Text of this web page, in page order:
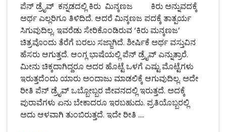
ಪೆನ್ ಡ್ರೈವ್ ಕನ್ನಡದಲ್ಲಿ ಕಿರು ಮಿನ್ಕಣಜ ಕಿರು ಅನ್ನುವದಕ್ಕೆ
ಅರ್ಥ ಎಲ್ಲರಿಗೂ ತಿಳಿದಿದೆ. ಆದರೆ ಮಿನ್ಕಣಜ ಪದಕ್ಕೆ ತಾತ್ಪರ್ಯ
ಸಿಗುವುದಿಲ್ಲ. ಇವರೆಡು ಸೇರಿಕೊಂಡಿರುವ ‘ಕಿರು ಮನ್ಕಣಜ’
ಚಿತ್ರವೊಂದು ತೆರೆಗೆ ಬರಲು ಸಜ್ಜಾಗಿದೆ. ಶೀರ್ಷಿಕೆ ಅರ್ಥ ವಸ್ತುವಿನ
ಹೆಸರು ಆಗುತ್ತದೆ. ಆಂಗ್ಲ ಭಾಷೆಯಲ್ಲಿ ಪೆನ್ ಡ್ರೈವ್ ಎನ್ನುತ್ರಾರೆ.
ಮೀನು ಚಿಕ್ಕದಾಗಿದ್ದರೂ ಅದರ ಹೊಟ್ಟೆ ಒಳಗೆ ಎಷ್ಟು ಮೊಟ್ಟೆಗಳು
ಇರುತ್ತದೆಂದು ಯಾರು ಅಂದಾಜು ಮಾಡಲಿಕ್ಕೆ ಆಗುವುದಿಲ್ಲ. ಅದೇ
ರೀತಿ ಪೆನ್ ಡ್ರೈವ್ ಒಬ್ಬೋಬ್ಬರ ಜೀವನದಲ್ಲಿ ಇರುತ್ತದೆ. ಅದಕ್ಕೆ
ಪುರಾವೆಗಳು ಏನು ಬೇಕಾದರೂ ಇರಬಹುದು. ಪ್ರತಿಯೊಬ್ಬರಲ್ಲಿ
ಅದು ಆಳವಾಗಿ ತುಂಬಿರುತ್ತದೆ. ಇದೇ ರೀತಿ ....